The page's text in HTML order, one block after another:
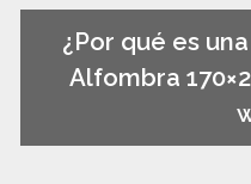
¿Por qué es
Alfombra